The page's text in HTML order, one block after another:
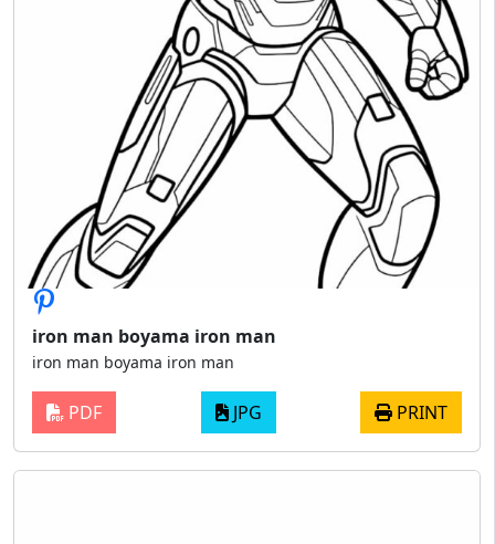
iron man boyama iron man
iron man boyama iron man
PDF JPG PRINT